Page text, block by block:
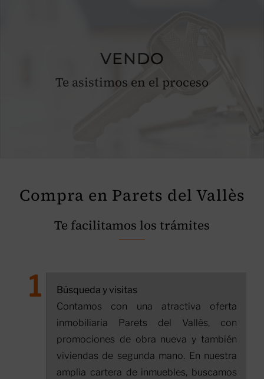
VENDO
Te asistimos en el proceso
Compra en Parets del Vallès
Te facilitamos los trámites
Búsqueda y visitas
Contamos con una atractiva oferta
inmobiliaria Parets del Vallès, con
promociones de obra nueva y también
viviendas de segunda mano. En nuestra
amplia cartera de inmuebles, buscamos